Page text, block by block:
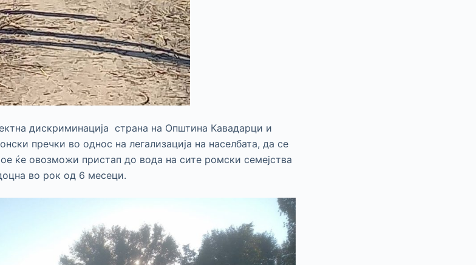
дискриминација страна на Општина Кавадарци и
пречки во однос на легализација на населбата, да се
ќе овозможи пристап до вода на сите ромски семејства
во рок од 6 месеци.